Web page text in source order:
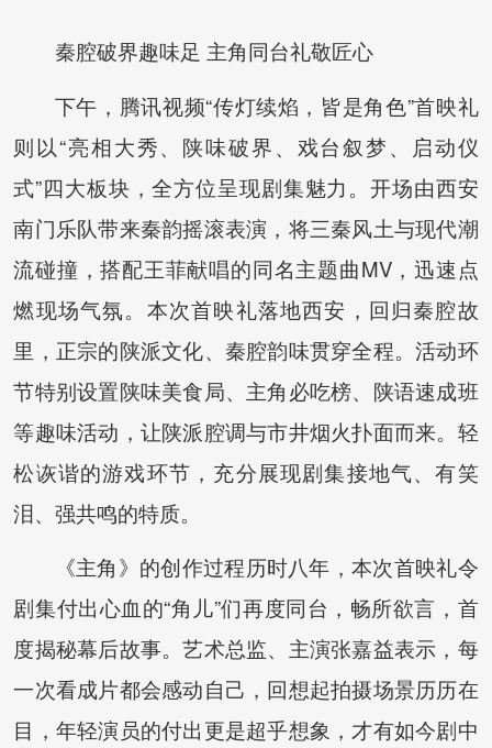
秦腔破界趣味足 主角同台礼敬匠心
下午，腾讯视频“传灯续焰，皆是角色”首映礼
则以“亮相大秀、陕味破界、戏台叙梦、启动仪
式”四大板块，全方位呈现剧集魅力。开场由西安
南门乐队带来秦韵摇滚表演，将三秦风土与现代潮
流碰撞，搭配王菲献唱的同名主题曲MV，迅速点
燃现场气氛。本次首映礼落地西安，回归秦腔故
里，正宗的陕派文化、秦腔韵味贯穿全程。活动环
节特别设置陕味美食局、主角必吃榜、陕语速成班
等趣味活动，让陕派腔调与市井烟火扑面而来。轻
松诙谐的游戏环节，充分展现剧集接地气、有笑
泪、强共鸣的特质。
《主角》的创作过程历时八年，本次首映礼令
剧集付出心血的“角儿”们再度同台，畅所欲言，首
度揭秘幕后故事。艺术总监、主演张嘉益表示，每
一次看成片都会感动自己，回想起拍摄场景历历在
目，年轻演员的付出更是超乎想象，才有如今剧中